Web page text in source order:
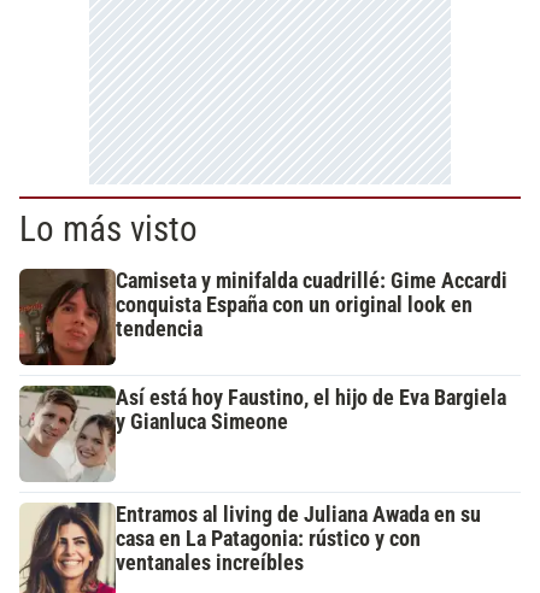
Lo más visto
Camiseta y minifalda cuadrillé: Gime Accardi
conquista España con un original look en
tendencia
Así está hoy Faustino, el hijo de Eva Bargiela
y Gianluca Simeone
Entramos al living de Juliana Awada en su
casa en La Patagonia: rústico y con
ventanales increíbles